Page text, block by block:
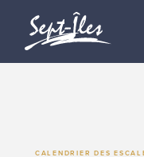
CALENDRIER DES